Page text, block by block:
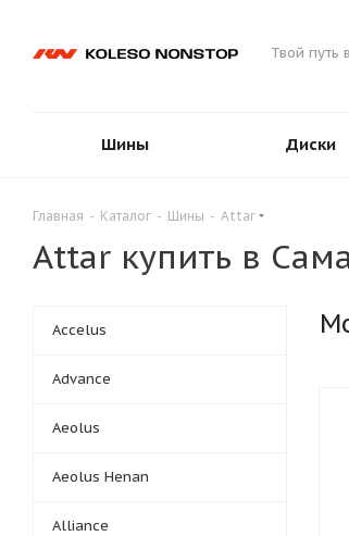
Твой путь
Шины Диски
Главная - Каталог - Шины - Attar
Attar купить в
Accelus
Advance
Aeolus
Aeolus Henan
Alliance